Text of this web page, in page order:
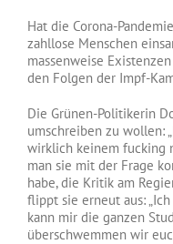
Hat die Corona-
zahllose Menschen
massenweise
den Folgen der Impf-
Die Grünen-Politikerin
umschreiben zu wollen:
wirklich keinem fucking
man sie mit der Frage
habe, die Kritik am
flippt sie erneut aus:
kann mir die ganzen
überschwemmen wir